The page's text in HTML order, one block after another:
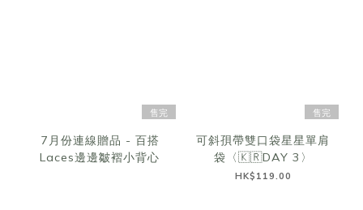
售完
7月份連線贈品 - 百搭
Laces邊邊皺褶小背心
售完
可斜孭帶雙口袋星星單肩
袋〈🇰🇷DAY 3〉
HK$119.00